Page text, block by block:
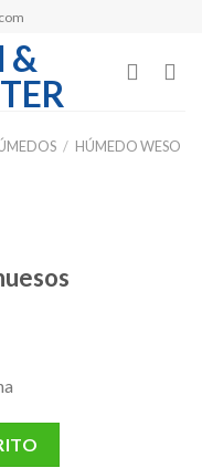
/ HÚMEDO WESO